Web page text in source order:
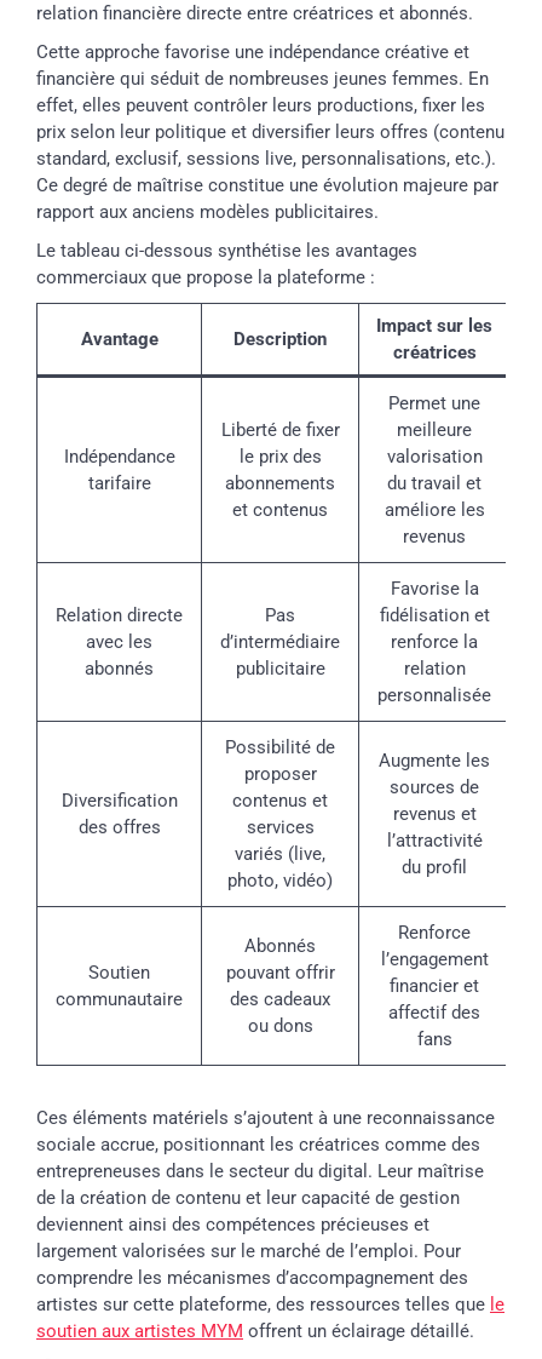
relation financière directe entre créatrices et abonnés.
Cette approche favorise une indépendance créative et
financière qui séduit de nombreuses jeunes femmes. En
effet, elles peuvent contrôler leurs productions, fixer les
prix selon leur politique et diversifier leurs offres (contenu
standard, exclusif, sessions live, personnalisations, etc.).
Ce degré de maîtrise constitue une évolution majeure par
rapport aux anciens modèles publicitaires.
Le tableau ci-dessous synthétise les avantages
commerciaux que propose la plateforme :
Avantage Description
Impact sur les
créatrices
Indépendance
tarifaire
Liberté de fixer
le prix des
abonnements
et contenus
Permet une
meilleure
valorisation
du travail et
améliore les
revenus
Relation directe
avec les
abonnés
Pas
d’intermédiaire
publicitaire
Favorise la
fidélisation et
renforce la
relation
personnalisée
Diversification
des offres
Possibilité de
proposer
contenus et
services
variés (live,
photo, vidéo)
Augmente les
sources de
revenus et
l’attractivité
du profil
Soutien
communautaire
Abonnés
pouvant offrir
des cadeaux
ou dons
Renforce
l’engagement
financier et
affectif des
fans
Ces éléments matériels s’ajoutent à une reconnaissance
sociale accrue, positionnant les créatrices comme des
entrepreneuses dans le secteur du digital. Leur maîtrise
de la création de contenu et leur capacité de gestion
deviennent ainsi des compétences précieuses et
largement valorisées sur le marché de l’emploi. Pour
comprendre les mécanismes d’accompagnement des
artistes sur cette plateforme, des ressources telles que le
soutien aux artistes MYM offrent un éclairage détaillé.